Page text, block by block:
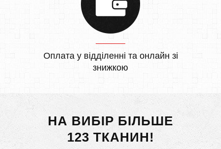
Оплата у відділенні та онлайн зі
знижкою
НА ВИБІР БІЛЬШЕ
123 ТКАНИН!